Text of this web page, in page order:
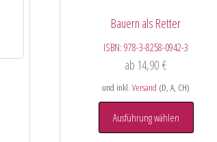
Bauern als Retter
ISBN:978-3-8258-0942-3
ab 14,90€
und inkl.Versand (D, A, CH)
Ausführung wählen